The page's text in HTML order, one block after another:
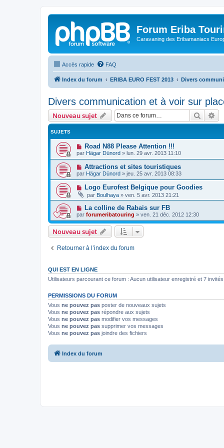
Forum Eriba
Caravaning des Eribamaniacs
Accès rapide FAQ
Index du forum ERIBA EURO FEST 2013 Divers
Divers communication et à voir sur
Nouveau sujet
SUJETS
Road N88 Please Attention !!!
par Hägar Dünord » lun. 29 avr. 2013 11:10
Attractions et sites touristiques
par Hägar Dünord » jeu. 25 avr. 2013 08:33
Logo Eurofest Belgique pour Goodies
par Boulhaya » ven. 5 avr. 2013 21:21
La colline de Rabais sur FB
par forumeribatouring » ven. 21 déc. 2012 12:30
Nouveau sujet
Retourner à l’index du forum
QUI EST EN LIGNE
Utilisateurs parcourant ce forum : Aucun utilisateur enregistré et 7 invités
PERMISSIONS DU FORUM
Vous ne pouvez pas poster de nouveaux sujets
Vous ne pouvez pas répondre aux sujets
Vous ne pouvez pas modifier vos messages
Vous ne pouvez pas supprimer vos messages
Vous ne pouvez pas joindre des fichiers
Index du forum